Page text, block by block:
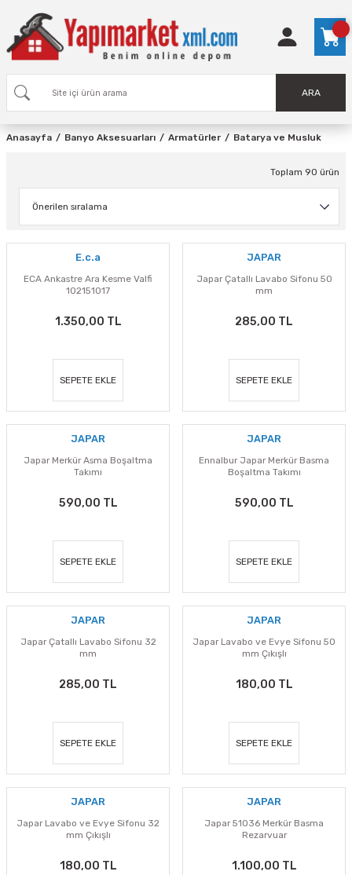
ARA
Anasayfa Banyo Aksesuarları Armatürler Batarya ve Musluk
Toplam 90 ürün
E.c.a
ECA Ankastre Ara Kesme Valfi
102151017
1.350,00 TL
SEPETE EKLE
JAPAR
Japar Çatallı Lavabo Sifonu 50
mm
285,00 TL
SEPETE EKLE
JAPAR
Japar Merkür Asma Boşaltma
Takımı
590,00 TL
SEPETE EKLE
JAPAR
Ennalbur Japar Merkür Basma
Boşaltma Takımı
590,00 TL
SEPETE EKLE
JAPAR
Japar Çatallı Lavabo Sifonu 32
mm
285,00 TL
SEPETE EKLE
JAPAR
Japar Lavabo ve Evye Sifonu 50
mm Çıkışlı
180,00 TL
SEPETE EKLE
JAPAR
Japar Lavabo ve Evye Sifonu 32
mm Çıkışlı
180,00 TL
JAPAR
Japar 51036 Merkür Basma
Rezarvuar
1.100,00 TL